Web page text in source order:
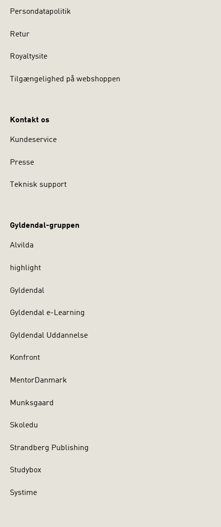
Persondatapolitik
Retur
Royaltysite
Tilgængelighed på webshoppen
Kontakt os
Kundeservice
Presse
Teknisk support
Gyldendal-gruppen
Alvilda
highlight
Gyldendal
Gyldendal e-Learning
Gyldendal Uddannelse
Konfront
MentorDanmark
Munksgaard
Skoledu
Strandberg Publishing
Studybox
Systime